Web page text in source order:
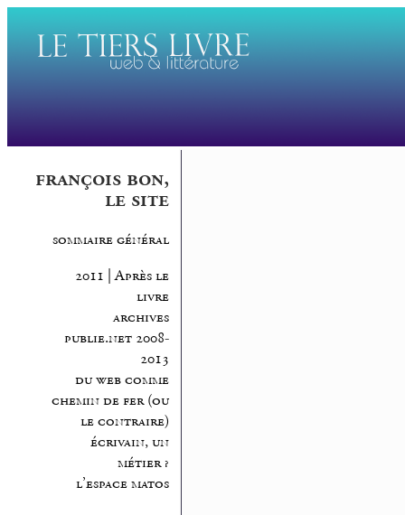
françois bon,
le site
sommaire général
2011 | Après le
livre
archives
publie.net 2008-
2013
du web comme
chemin de fer (ou
le contraire)
écrivain, un
métier ?
l’espace matos